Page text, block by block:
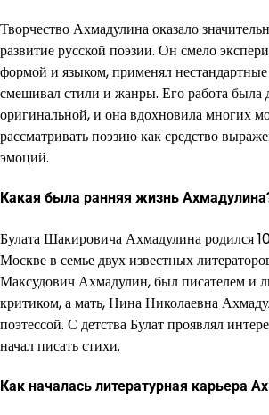
Творчество Ахмадулина оказало
развитие русской поэзии. Он смело
формой и языком, применял
смешивал стили и жанры. Его работа
оригинальной, и она вдохновила многих
рассматривать поэзию как средство
эмоций.
Какая была ранняя жизнь
Булата Шакировича Ахмадулина родился
Москве в семье двух известных
Максудович Ахмадулин, был писателем и
критиком, а мать, Нина Николаевна
поэтессой. С детства Булат проявлял
начал писать стихи.
Как началась литературная карьера